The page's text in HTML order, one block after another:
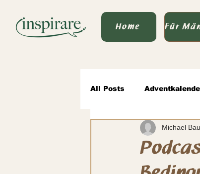
Home Für
All Posts
Von Vater zu Vater
Sprache des Seins &
Michael